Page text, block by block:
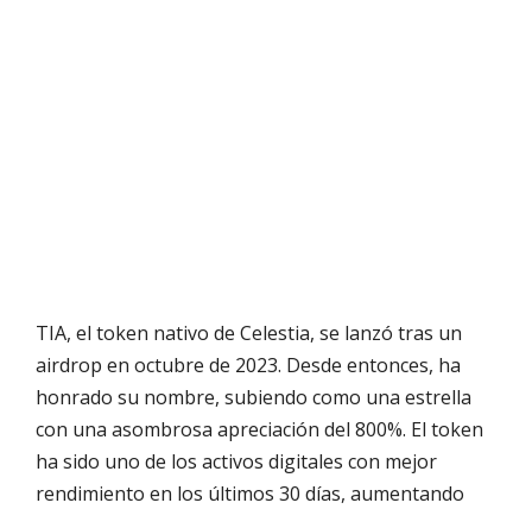
TIA, el token nativo de Celestia, se lanzó tras un
airdrop en octubre de 2023. Desde entonces, ha
honrado su nombre, subiendo como una estrella
con una asombrosa apreciación del 800%. El token
ha sido uno de los activos digitales con mejor
rendimiento en los últimos 30 días, aumentando